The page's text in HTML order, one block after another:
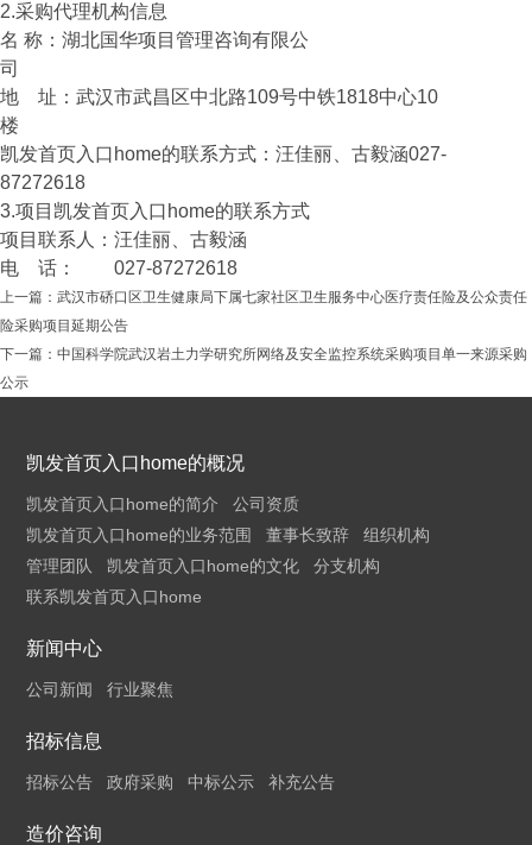
2.采购代理机构信息
名 称：湖北国华项目管理咨询有限公
司
地 址：武汉市武昌区中北路109号中铁1818中心10
楼
凯发首页入口home的联系方式：汪佳丽、古毅涵027-
87272618
3.项目凯发首页入口home的联系方式
项目联系人：汪佳丽、古毅涵
电 话： 027-87272618
上一篇： 武汉市硚口区卫生健康局下属七家社区卫生服务中心医疗责任险及公众责任
险采购项目延期公告
下一篇： 中国科学院武汉岩土力学研究所网络及安全监控系统采购项目单一来源采购
公示
凯发首页入口home的概况
凯发首页入口home的简介
公司资质
凯发首页入口home的业务范围
董事长致辞
组织机构
管理团队
凯发首页入口home的文化
分支机构
联系凯发首页入口home
新闻中心
公司新闻 行业聚焦
招标信息
招标公告 政府采购 中标公示 补充公告
造价咨询